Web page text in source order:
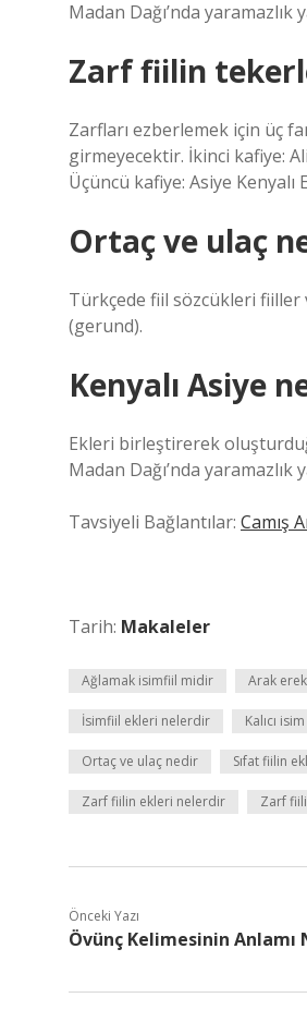
Madan Dağı’nda
Zarf fiilin
Zarfları ezberlemek için üç
girmeyecektir. İkinci kafiye:
Üçüncü kafiye: Asiye
Ortaç ve ulaç
Türkçede fiil sözcükleri fiiller
(gerund).
Kenyalı Asiye
Ekleri birleştirerek
Madan Dağı’nda
Tavsiyeli Bağlantılar: Camış
Tarih: Makaleler
Ağlamak isimfiil midir Arak
İsimfiil ekleri nelerdir Kalıcı
Ortaç ve ulaç nedir Sıfat fiilin
Zarf fiilin ekleri nelerdir Zarf
Önceki Yazı
Övünç Kelimesinin Anlamı